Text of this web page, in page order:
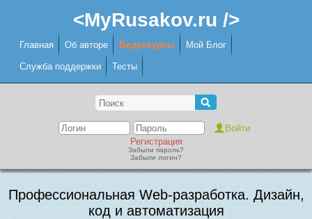
<MyRusakov.ru />
Главная Об авторе Видеокурсы Мой Блог
Служба поддержки Тесты
Регистрация
Забыли пароль?
Забыли логин?
Профессиональная Web-разработка. Дизайн,
код и автоматизация